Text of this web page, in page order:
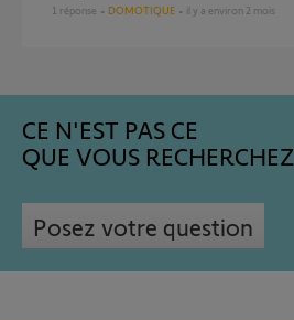
1 réponse DOMOTIQUE il y a environ 2 mois
CE N'EST PAS CE
QUE VOUS RECHERCHEZ
Posez votre question